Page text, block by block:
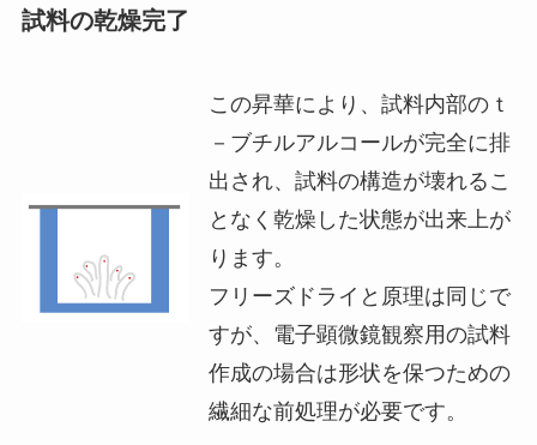
試料の乾燥完了
この昇華により、試料内部のｔ
－ブチルアルコールが完全に排
出され、試料の構造が壊れるこ
となく乾燥した状態が出来上が
ります。
フリーズドライと原理は同じで
すが、電子顕微鏡観察用の試料
作成の場合は形状を保つための
繊細な前処理が必要です。